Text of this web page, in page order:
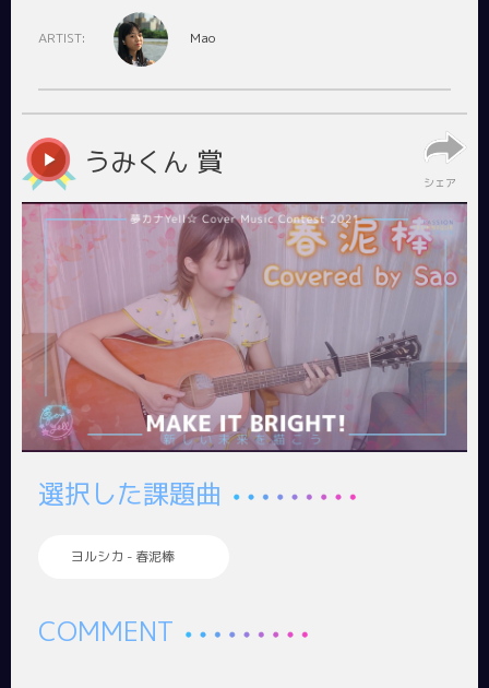
ARTIST: Mao
うみくん 賞
シェア
選択した課題曲
ヨルシカ - 春泥棒
COMMENT